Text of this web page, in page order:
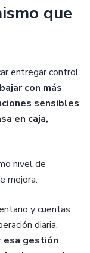
que
entregar control
con más
sensibles
en caja,
nivel de
mejora.
y cuentas
diaria,
esa gestión